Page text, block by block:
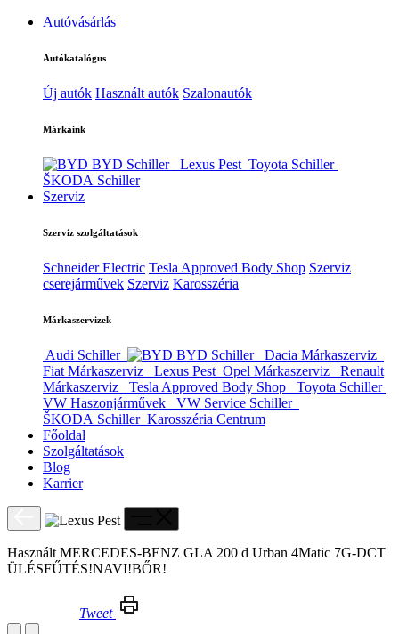
Autóvásárlás
Autókatalógus
Új autók Használt autók Szalonautók
Márkáink
BYD Schiller Lexus Pest Toyota Schiller
ŠKODA Schiller
Szerviz
Szerviz szolgáltatások
Schneider Electric Tesla Approved Body Shop Szerviz
cserejárművek Szerviz Karosszéria
Márkaszervizek
Audi Schiller BYD Schiller
Dacia Márkaszerviz
Fiat Márkaszerviz
Lexus Pest Opel Márkaszerviz
Renault
Márkaszerviz
Tesla Approved Body Shop
Toyota Schiller
VW Haszonjárművek
VW Service Schiller
ŠKODA Schiller Karosszéria Centrum
Főoldal
Szolgáltatások
Blog
Karrier
Használt MERCEDES-BENZ GLA 200 d Urban 4Matic 7G-DCT
ÜLÉSFŰTÉS!NAVI!BŐR!
Tweet